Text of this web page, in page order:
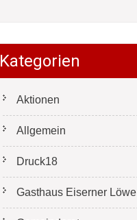
Kategorien
Aktionen
Allgemein
Druck18
Gasthaus Eiserner Löwe